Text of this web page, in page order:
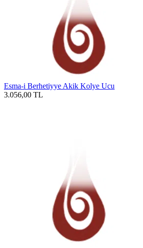
Esma-i Berhetiyye Akik Kolye Ucu
3.056,00 TL